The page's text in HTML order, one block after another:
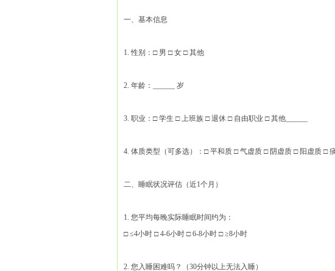
一、基本信息
1. 性别：□ 男 □ 女 □ 其他
2. 年龄：______ 岁
3. 职业：□ 学生 □ 上班族 □ 退休 □ 自由职业 □ 其他______
4. 体质类型（可多选）：□ 平和质 □ 气虚质 □ 阴虚质 □ 阳虚质 □
二、睡眠状况评估（近1个月）
1. 您平均每晚实际睡眠时间约为：
□ ≤4小时 □ 4-6小时 □ 6-8小时 □ ≥8小时
2. 您入睡困难吗？（30分钟以上无法入睡）